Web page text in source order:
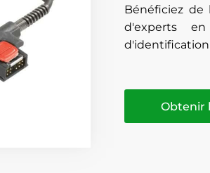
Bénéficiez
d'experts
Obtenir